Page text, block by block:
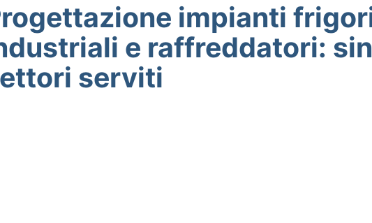
impianti
e raffreddatori:
serviti